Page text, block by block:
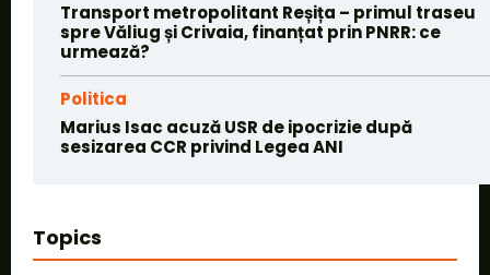
Transport metropolitant Reșița – primul traseu
spre Văliug și Crivaia, finanțat prin PNRR: ce
urmează?
Politica
Marius Isac acuză USR de ipocrizie după
sesizarea CCR privind Legea ANI
Topics